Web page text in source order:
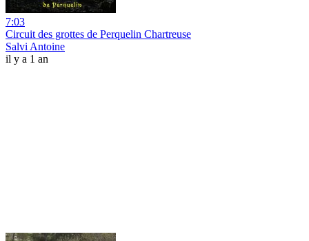
7:03
Circuit des grottes de Perquelin Chartreuse
Salvi Antoine
il y a 1 an